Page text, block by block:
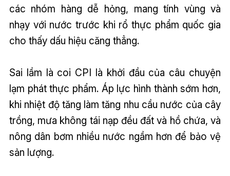
các nhóm hàng dễ hỏng, mang tính vùng và
nhạy với nước trước khi rổ thực phẩm quốc gia
cho thấy dấu hiệu căng thẳng.
Sai lầm là coi CPI là khởi đầu của câu chuyện
lạm phát thực phẩm. Áp lực hình thành sớm hơn,
khi nhiệt độ tăng làm tăng nhu cầu nước của cây
trồng, mưa không tái nạp đều đất và hồ chứa, và
nông dân bơm nhiều nước ngầm hơn để bảo vệ
sản lượng.